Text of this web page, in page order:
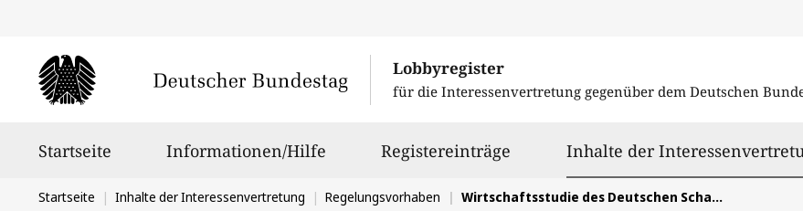
Lobbyregister
für die Interessenvertretung gegenüber dem Deutschen
Startseite Informationen/Hilfe Registereinträge Inhalte der
Sie
Startseite Inhalte der Interessenvertretung Regelungsvorhaben Wirtschaftsstudie des Deutschen Schaustellerbundes e.V. (DSB)